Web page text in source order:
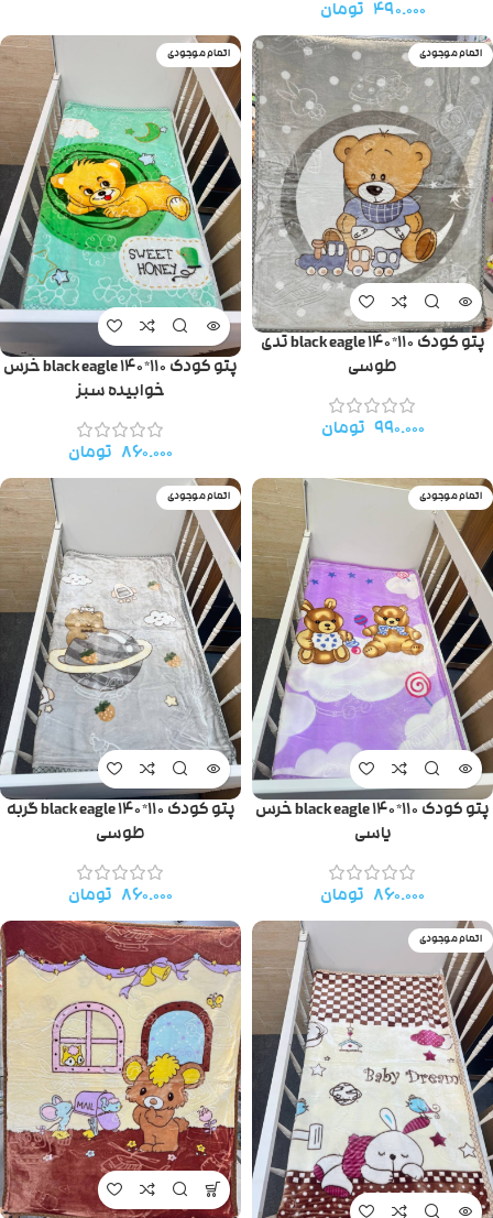
۴۹۰.۰۰۰ تومان
اتمام موجودی
پتو کودک ۱۱۰*۱۴۰ black eagle تدی
طوسی
۹۹۰.۰۰۰ تومان
اتمام موجودی
پتو کودک ۱۱۰*۱۴۰ black eagle خرس
خوابیده سبز
۸۶۰.۰۰۰ تومان
اتمام موجودی
پتو کودک ۱۱۰*۱۴۰ black eagle خرس
یاسی
۸۶۰.۰۰۰ تومان
اتمام موجودی
پتو کودک ۱۱۰*۱۴۰ black eagle گربه
طوسی
۸۶۰.۰۰۰ تومان
اتمام موجودی